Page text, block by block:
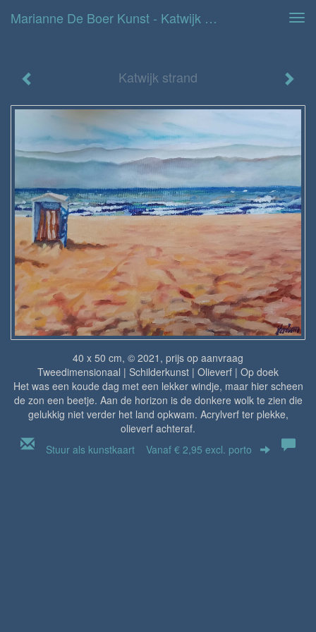
Marianne De Boer Kunst - Katwijk Strand
Katwijk strand
40 x 50 cm, © 2021, prijs op aanvraag
Tweedimensionaal | Schilderkunst | Olieverf | Op doek
Het was een koude dag met een lekker windje, maar hier scheen
de zon een beetje. Aan de horizon is de donkere wolk te zien die
gelukkig niet verder het land opkwam. Acrylverf ter plekke,
olieverf achteraf.
Stuur als kunstkaart Vanaf € 2,95 excl. porto